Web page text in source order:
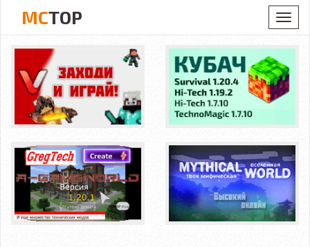
MCTOP